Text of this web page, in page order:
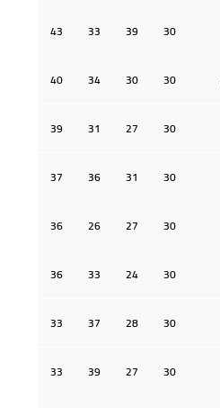
30
39
33
43
30
30
34
40
30
27
31
39
30
31
36
37
30
27
26
36
30
24
33
36
30
28
37
33
30
27
39
33